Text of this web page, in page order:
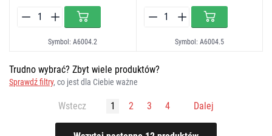
Symbol: A6004.2 Symbol: A6004.5
Trudno wybrać? Zbyt wiele produktów?
Sprawdź filtry, co jest dla Ciebie ważne
Wstecz 1 2 3 4 Dalej